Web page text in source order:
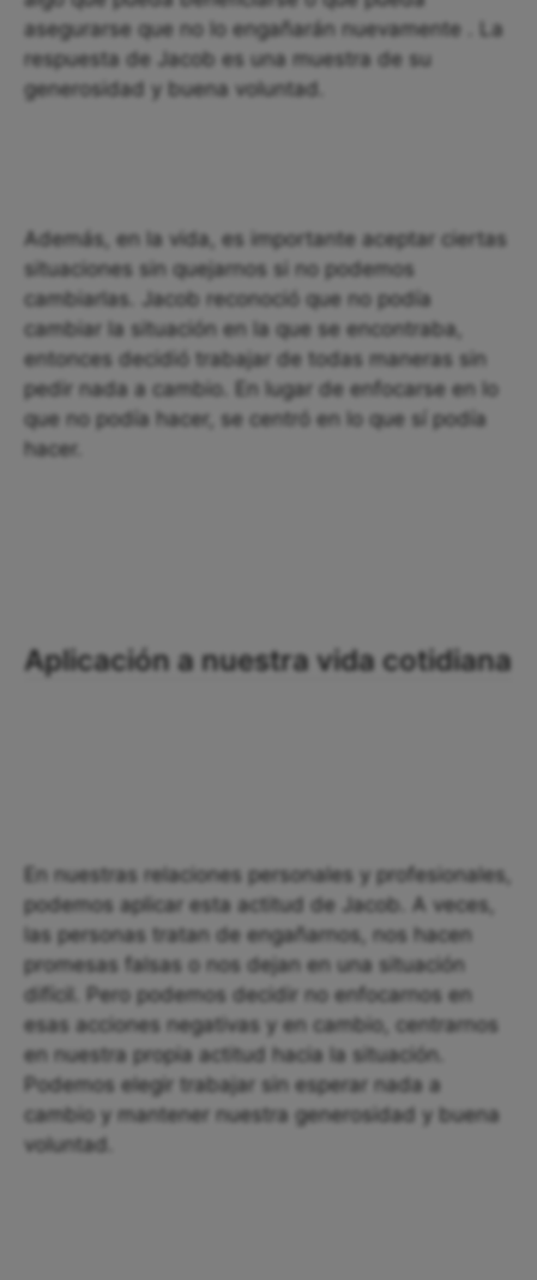
asegurarse que no lo engañarán nuevamente . La
respuesta de Jacob es una muestra de su
generosidad y buena voluntad.
Además, en la vida, es importante aceptar ciertas
situaciones sin quejarnos si no podemos
cambiarlas. Jacob reconoció que no podía
cambiar la situación en la que se encontraba,
entonces decidió trabajar de todas maneras sin
pedir nada a cambio. En lugar de enfocarse en lo
que no podía hacer, se centró en lo que sí podía
hacer.
Aplicación a nuestra vida cotidiana
En nuestras relaciones personales y profesionales,
podemos aplicar esta actitud de Jacob. A veces,
las personas tratan de engañarnos, nos hacen
promesas falsas o nos dejan en una situación
difícil. Pero podemos decidir no enfocarnos en
esas acciones negativas y en cambio, centrarnos
en nuestra propia actitud hacia la situación.
Podemos elegir trabajar sin esperar nada a
cambio y mantener nuestra generosidad y buena
voluntad.